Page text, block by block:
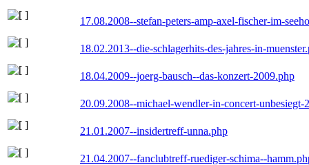
17.08.2008--stefan-peters-amp-axel-fischer-im-
18.02.2013--die-schlagerhits-des-jahres-in-
18.04.2009--joerg-bausch--das-konzert-2009.php
20.09.2008--michael-wendler-in-concert-unbesiegt-
21.01.2007--insidertreff-unna.php
21.04.2007--fanclubtreff-ruediger-schima--